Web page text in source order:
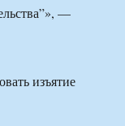
—
изъятие